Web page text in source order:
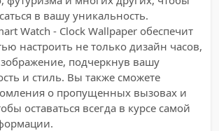
в вашу уникальность.
Watch - Clock Wallpaper обеспечит
настроить не только дизайн часов,
подчеркнув вашу
и стиль. Вы также сможете
о пропущенных вызовах и
оставаться всегда в курсе самой